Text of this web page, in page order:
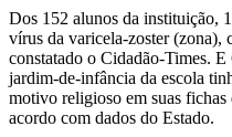
Dos 152 alunos da instituição,
vírus da varicela-zoster (zona),
constatado o Cidadão-Times.
jardim-de-infância da escola
motivo religioso em suas
acordo com dados do Estado.